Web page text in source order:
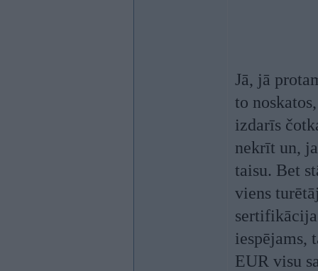
Jā, jā
to
izdarīs
nekrīt un,
taisu. Bet
viens
iespējams,
EUR visu